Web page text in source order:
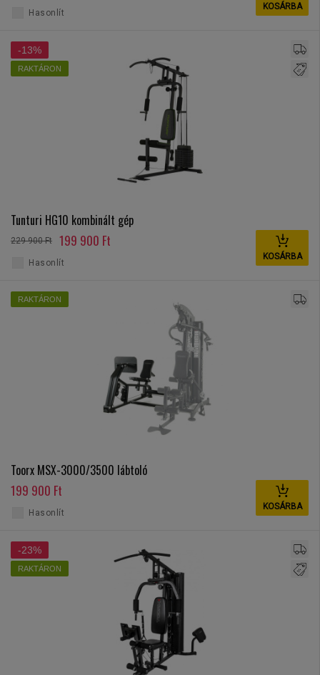
KOSÁRBA
Hasonlít
-13%
RAKTÁRON
Tunturi HG10 kombinált gép
229 900 Ft 199 900 Ft
KOSÁRBA
Hasonlít
RAKTÁRON
Toorx MSX-3000/3500 lábtoló
199 900 Ft
KOSÁRBA
Hasonlít
-23%
RAKTÁRON